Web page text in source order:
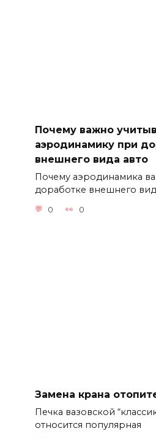
Почему важно
аэродинамику при
внешнего вида авто
Почему аэродинамика
доработке внешнего
0 0
Замена крана
Печка вазовской
относится популярная